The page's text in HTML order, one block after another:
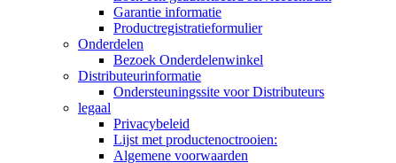
Garantie informatie
Productregistratieformulier
Onderdelen
Bezoek Onderdelenwinkel
Distributeurinformatie
Ondersteuningssite voor Distributeurs
legaal
Privacybeleid
Lijst met productenoctrooien:
Algemene voorwaarden